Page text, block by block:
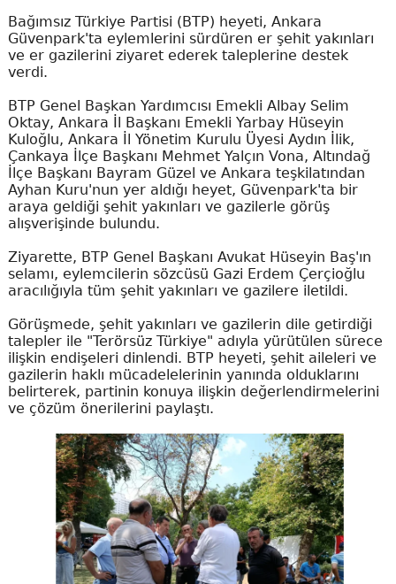
Bağımsız Türkiye Partisi (BTP) heyeti, Ankara
Güvenpark'ta eylemlerini sürdüren er şehit yakınları
ve er gazilerini ziyaret ederek taleplerine destek
verdi.
BTP Genel Başkan Yardımcısı Emekli Albay Selim
Oktay, Ankara İl Başkanı Emekli Yarbay Hüseyin
Kuloğlu, Ankara İl Yönetim Kurulu Üyesi Aydın İlik,
Çankaya İlçe Başkanı Mehmet Yalçın Vona, Altındağ
İlçe Başkanı Bayram Güzel ve Ankara teşkilatından
Ayhan Kuru'nun yer aldığı heyet, Güvenpark'ta bir
araya geldiği şehit yakınları ve gazilerle görüş
alışverişinde bulundu.
Ziyarette, BTP Genel Başkanı Avukat Hüseyin Baş'ın
selamı, eylemcilerin sözcüsü Gazi Erdem Çerçioğlu
aracılığıyla tüm şehit yakınları ve gazilere iletildi.
Görüşmede, şehit yakınları ve gazilerin dile getirdiği
talepler ile "Terörsüz Türkiye" adıyla yürütülen sürece
ilişkin endişeleri dinlendi. BTP heyeti, şehit aileleri ve
gazilerin haklı mücadelelerinin yanında olduklarını
belirterek, partinin konuya ilişkin değerlendirmelerini
ve çözüm önerilerini paylaştı.